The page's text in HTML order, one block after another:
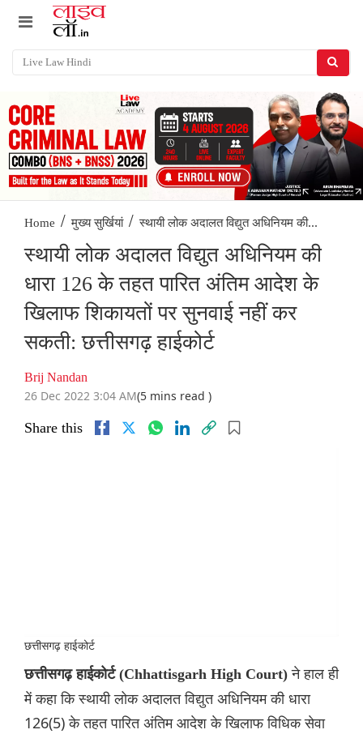
Home / मुख्य सुर्खियां / स्थायी लोक अदालत विद्युत अधिनियम की...
स्थायी लोक अदालत विद्युत अधिनियम की
धारा 126 के तहत पारित अंतिम आदेश के
खिलाफ शिकायतों पर सुनवाई नहीं कर
सकती: छत्तीसगढ़ हाईकोर्ट
Brij Nandan
26 Dec 2022 3:04 AM(5 mins read )
Share this
छत्तीसगढ़ हाईकोर्ट
छत्तीसगढ़ हाईकोर्ट (Chhattisgarh High Court)ने हाल ही
में कहा कि स्थायी लोक अदालत विद्युत अधिनियम की धारा
126(5) के तहत पारित अंतिम आदेश के खिलाफ विधिक सेवा